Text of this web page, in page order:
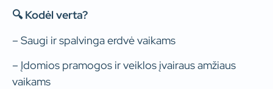
🔍 Kodėl verta?
– Saugi ir spalvinga erdvė vaikams
– Įdomios pramogos ir veiklos įvairaus amžiaus
vaikams